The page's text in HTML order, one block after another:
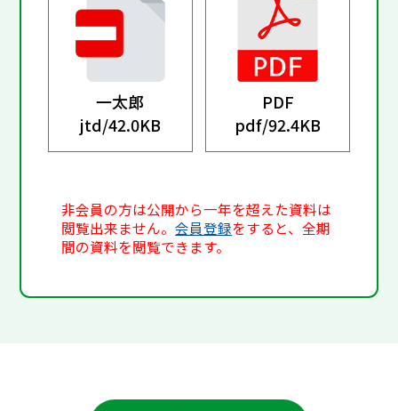
一太郎
jtd/42.0KB
PDF
pdf/92.4KB
非会員の方は公開から一年を超えた資料は
閲覧出来ません。会員登録をすると、全期
間の資料を閲覧できます。